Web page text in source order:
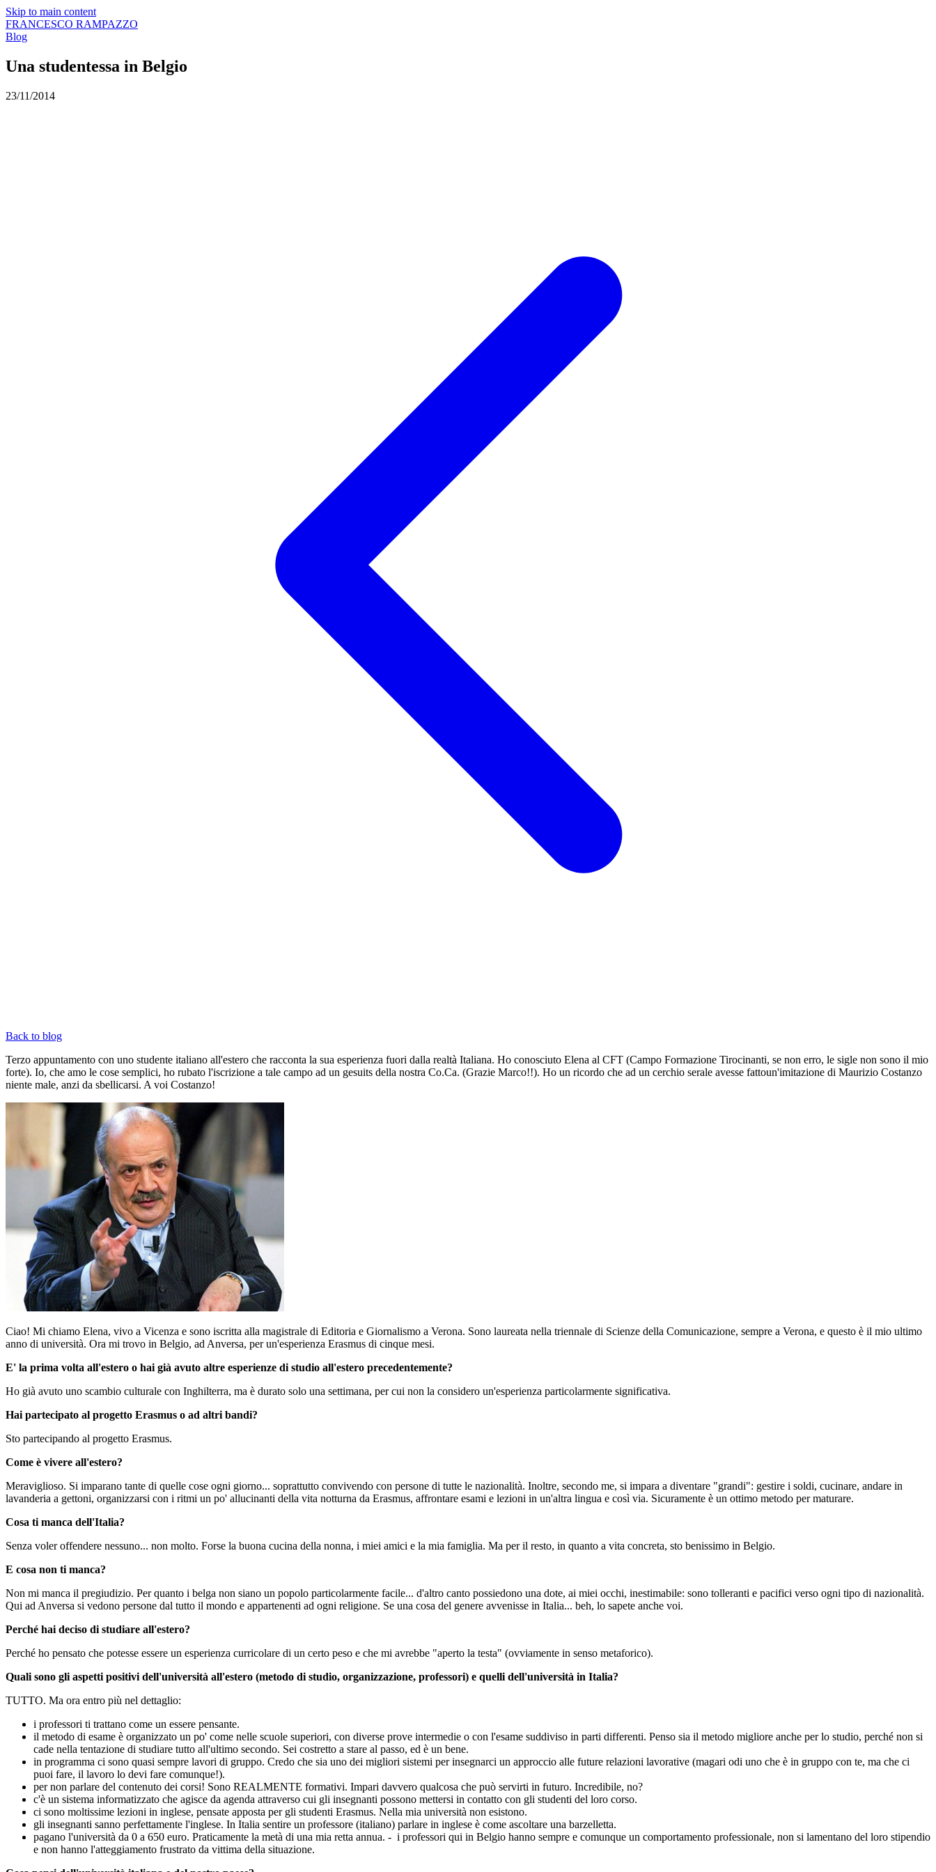
Skip to main content
FRANCESCO RAMPAZZO
Blog
Una studentessa in Belgio
23/11/2014
Back to blog
Terzo appuntamento con uno studente italiano all'estero che racconta la sua esperienza fuori dalla realtà Italiana. Ho conosciuto Elena al CFT (Campo Formazione Tirocinanti, se non erro, le sigle non sono il mio
forte). Io, che amo le cose semplici, ho rubato l'iscrizione a tale campo ad un gesuits della nostra Co.Ca. (Grazie Marco!!). Ho un ricordo che ad un cerchio serale avesse fattoun'imitazione di Maurizio Costanzo
niente male, anzi da sbellicarsi. A voi Costanzo!
Ciao! Mi chiamo Elena, vivo a Vicenza e sono iscritta alla magistrale di Editoria e Giornalismo a Verona. Sono laureata nella triennale di Scienze della Comunicazione, sempre a Verona, e questo è il mio ultimo
anno di università. Ora mi trovo in Belgio, ad Anversa, per un'esperienza Erasmus di cinque mesi.
E' la prima volta all'estero o hai già avuto altre esperienze di studio all'estero precedentemente?
Ho già avuto uno scambio culturale con Inghilterra, ma è durato solo una settimana, per cui non la considero un'esperienza particolarmente significativa.
Hai partecipato al progetto Erasmus o ad altri bandi?
Sto partecipando al progetto Erasmus.
Come è vivere all'estero?
Meraviglioso. Si imparano tante di quelle cose ogni giorno... soprattutto convivendo con persone di tutte le nazionalità. Inoltre, secondo me, si impara a diventare "grandi": gestire i soldi, cucinare, andare in
lavanderia a gettoni, organizzarsi con i ritmi un po' allucinanti della vita notturna da Erasmus, affrontare esami e lezioni in un'altra lingua e così via. Sicuramente è un ottimo metodo per maturare.
Cosa ti manca dell'Italia?
Senza voler offendere nessuno... non molto. Forse la buona cucina della nonna, i miei amici e la mia famiglia. Ma per il resto, in quanto a vita concreta, sto benissimo in Belgio.
E cosa non ti manca?
Non mi manca il pregiudizio. Per quanto i belga non siano un popolo particolarmente facile... d'altro canto possiedono una dote, ai miei occhi, inestimabile: sono tolleranti e pacifici verso ogni tipo di nazionalità.
Qui ad Anversa si vedono persone dal tutto il mondo e appartenenti ad ogni religione. Se una cosa del genere avvenisse in Italia... beh, lo sapete anche voi.
Perché hai deciso di studiare all'estero?
Perché ho pensato che potesse essere un esperienza curricolare di un certo peso e che mi avrebbe "aperto la testa" (ovviamente in senso metaforico).
Quali sono gli aspetti positivi dell'università all'estero (metodo di studio, organizzazione, professori) e quelli dell'università in Italia?
TUTTO. Ma ora entro più nel dettaglio:
i professori ti trattano come un essere pensante.
il metodo di esame è organizzato un po' come nelle scuole superiori, con diverse prove intermedie o con l'esame suddiviso in parti differenti. Penso sia il metodo migliore anche per lo studio, perché non si
cade nella tentazione di studiare tutto all'ultimo secondo. Sei costretto a stare al passo, ed è un bene.
in programma ci sono quasi sempre lavori di gruppo. Credo che sia uno dei migliori sistemi per insegnarci un approccio alle future relazioni lavorative (magari odi uno che è in gruppo con te, ma che ci
puoi fare, il lavoro lo devi fare comunque!).
per non parlare del contenuto dei corsi! Sono REALMENTE formativi. Impari davvero qualcosa che può servirti in futuro. Incredibile, no?
c'è un sistema informatizzato che agisce da agenda attraverso cui gli insegnanti possono mettersi in contatto con gli studenti del loro corso.
ci sono moltissime lezioni in inglese, pensate apposta per gli studenti Erasmus. Nella mia università non esistono.
gli insegnanti sanno perfettamente l'inglese. In Italia sentire un professore (italiano) parlare in inglese è come ascoltare una barzelletta.
pagano l'università da 0 a 650 euro. Praticamente la metà di una mia retta annua. - i professori qui in Belgio hanno sempre e comunque un comportamento professionale, non si lamentano del loro stipendio
e non hanno l'atteggiamento frustrato da vittima della situazione.